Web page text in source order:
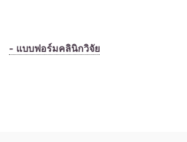
- แบบฟอร์มคลินิกวิจัย